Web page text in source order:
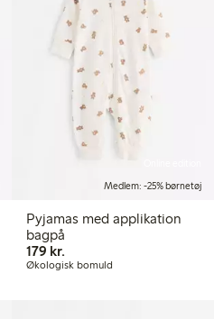
Medlem: -25% børnetøj
Pyjamas med applikation
bagpå
179 kr.
Økologisk bomuld